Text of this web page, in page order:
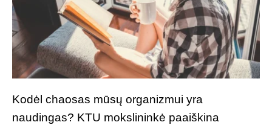
Kodėl chaosas mūsų organizmui yra
naudingas? KTU mokslininkė paaiškina